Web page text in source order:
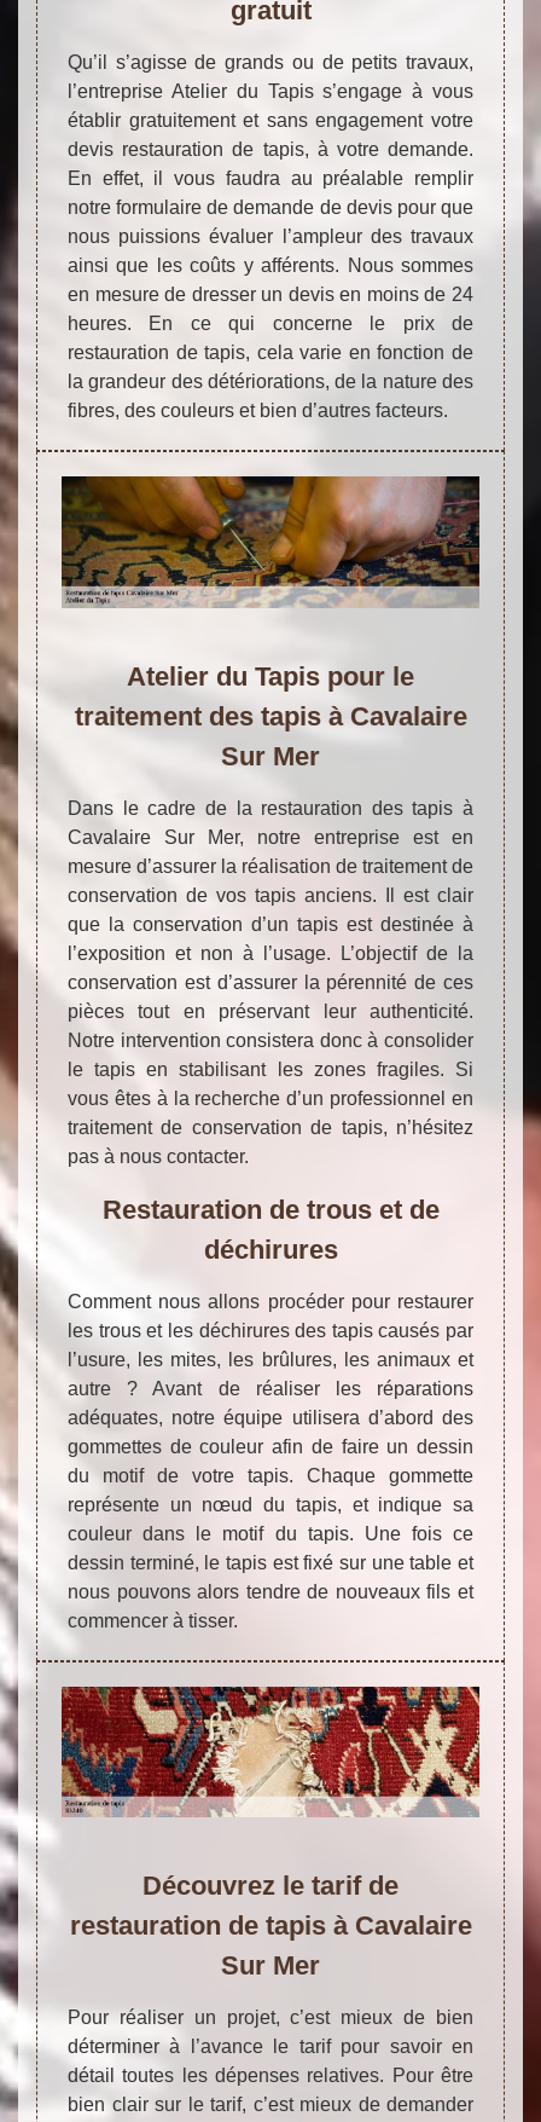
gratuit
Qu’il s’agisse de grands ou de petits travaux,
l’entreprise Atelier du Tapis s’engage à vous
établir gratuitement et sans engagement votre
devis restauration de tapis, à votre demande.
En effet, il vous faudra au préalable remplir
notre formulaire de demande de devis pour que
nous puissions évaluer l’ampleur des travaux
ainsi que les coûts y afférents. Nous sommes
en mesure de dresser un devis en moins de 24
heures. En ce qui concerne le prix de
restauration de tapis, cela varie en fonction de
la grandeur des détériorations, de la nature des
fibres, des couleurs et bien d’autres facteurs.
Atelier du Tapis pour le
traitement des tapis à Cavalaire
Sur Mer
Dans le cadre de la restauration des tapis à
Cavalaire Sur Mer, notre entreprise est en
mesure d’assurer la réalisation de traitement de
conservation de vos tapis anciens. Il est clair
que la conservation d’un tapis est destinée à
l’exposition et non à l’usage. L’objectif de la
conservation est d’assurer la pérennité de ces
pièces tout en préservant leur authenticité.
Notre intervention consistera donc à consolider
le tapis en stabilisant les zones fragiles. Si
vous êtes à la recherche d’un professionnel en
traitement de conservation de tapis, n’hésitez
pas à nous contacter.
Restauration de trous et de
déchirures
Comment nous allons procéder pour restaurer
les trous et les déchirures des tapis causés par
l’usure, les mites, les brûlures, les animaux et
autre ? Avant de réaliser les réparations
adéquates, notre équipe utilisera d’abord des
gommettes de couleur afin de faire un dessin
du motif de votre tapis. Chaque gommette
représente un nœud du tapis, et indique sa
couleur dans le motif du tapis. Une fois ce
dessin terminé, le tapis est fixé sur une table et
nous pouvons alors tendre de nouveaux fils et
commencer à tisser.
Découvrez le tarif de
restauration de tapis à Cavalaire
Sur Mer
Pour réaliser un projet, c’est mieux de bien
déterminer à l’avance le tarif pour savoir en
détail toutes les dépenses relatives. Pour être
bien clair sur le tarif, c’est mieux de demander